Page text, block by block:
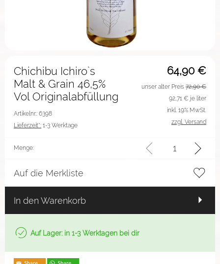
64,90 €
Chichibu Ichiro`s
Malt & Grain 46,5%
Vol Originalabfüllung
Artikelnr.: 6398
Lieferzeit*: 1-3 Werktage
unser alter Preis 72,90 €
92,71 € je liter
inkl. 19% MwSt.
zzgl. Versand
Menge:
Auf die Merkliste
In den Warenkorb
Auf Lager: in 1-3 Werktagen bei dir